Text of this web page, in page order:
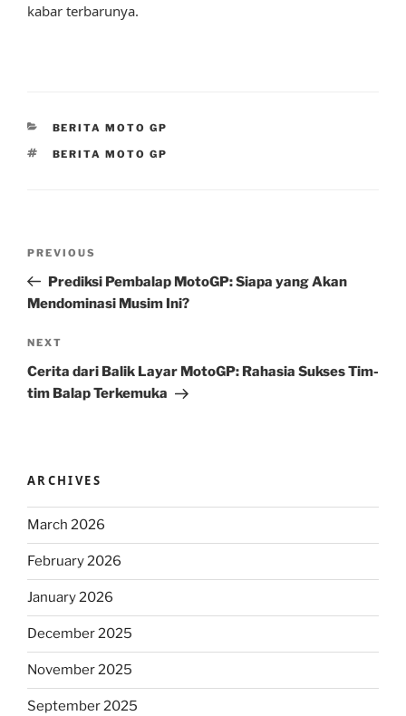
kabar terbarunya.
CATEGORIES
BERITA MOTO GP
TAGS
BERITA MOTO GP
Previous
Post
PREVIOUS
Prediksi Pembalap MotoGP: Siapa yang Akan
Mendominasi Musim Ini?
Next
Post
NEXT
Cerita dari Balik Layar MotoGP: Rahasia Sukses Tim-
tim Balap Terkemuka
ARCHIVES
March 2026
February 2026
January 2026
December 2025
November 2025
September 2025